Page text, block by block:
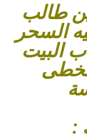
طالب
السحر
البيت
: